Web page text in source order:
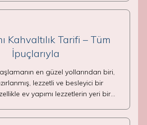
Kahvaltılık Tarifi – Tüm
İpuçlarıyla
en güzel yollarından biri,
lezzetli ve besleyici bir
ev yapımı lezzetlerin yeri bir…